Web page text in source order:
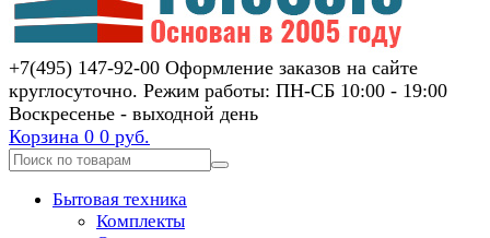
+7(495) 147-92-00 Оформление заказов на сайте
круглосуточно. Режим работы: ПН-СБ 10:00 - 19:00
Воскресенье - выходной день
Корзина 0 0 руб.
Бытовая техника
Комплекты